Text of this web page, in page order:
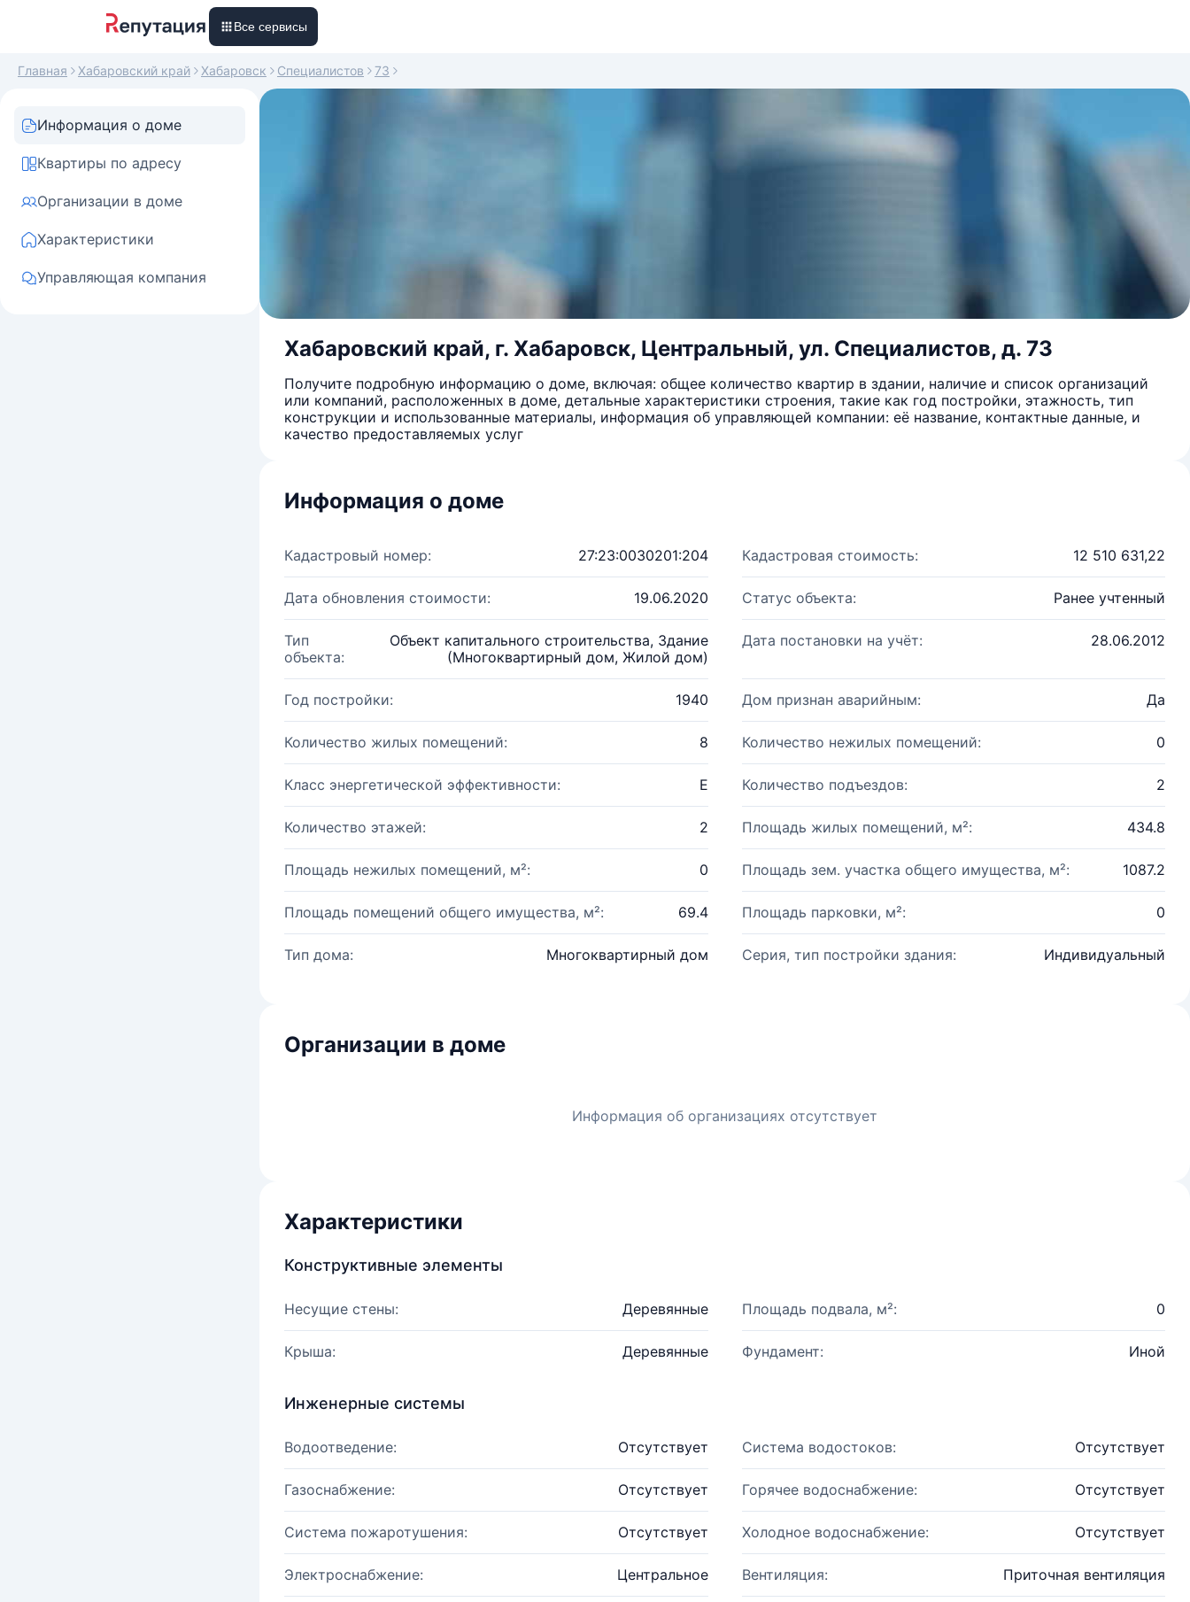
Все сервисы
Главная Хабаровский край Хабаровск Специалистов 73
Информация о доме
Квартиры по адресу
Организации в доме
Характеристики
Управляющая компания
Хабаровский край, г. Хабаровск, Центральный, ул. Специалистов, д. 73
Получите подробную информацию о доме, включая: общее количество квартир в здании, наличие и список организаций
или компаний, расположенных в доме, детальные характеристики строения, такие как год постройки, этажность, тип
конструкции и использованные материалы, информация об управляющей компании: её название, контактные данные, и
качество предоставляемых услуг
Информация о доме
Кадастровый номер: 27:23:0030201:204 Кадастровая стоимость: 12 510 631,22
Дата обновления стоимости: 19.06.2020 Статус объекта: Ранее учтенный
Тип
объекта:
Объект капитального строительства, Здание
(Многоквартирный дом, Жилой дом)
Дата постановки на учёт: 28.06.2012
Год постройки: 1940 Дом признан аварийным: Да
Количество жилых помещений: 8 Количество нежилых помещений: 0
Класс энергетической эффективности: E Количество подъездов: 2
Количество этажей: 2 Площадь жилых помещений, м²: 434.8
Площадь нежилых помещений, м²: 0 Площадь зем. участка общего имущества, м²: 1087.2
Площадь помещений общего имущества, м²: 69.4 Площадь парковки, м²: 0
Тип дома: Многоквартирный дом Серия, тип постройки здания: Индивидуальный
Организации в доме
Информация об организациях отсутствует
Характеристики
Конструктивные элементы
Несущие стены: Деревянные Площадь подвала, м²: 0
Крыша: Деревянные Фундамент: Иной
Инженерные системы
Водоотведение: Отсутствует Система водостоков: Отсутствует
Газоснабжение: Отсутствует Горячее водоснабжение: Отсутствует
Система пожаротушения: Отсутствует Холодное водоснабжение: Отсутствует
Электроснабжение: Центральное Вентиляция: Приточная вентиляция